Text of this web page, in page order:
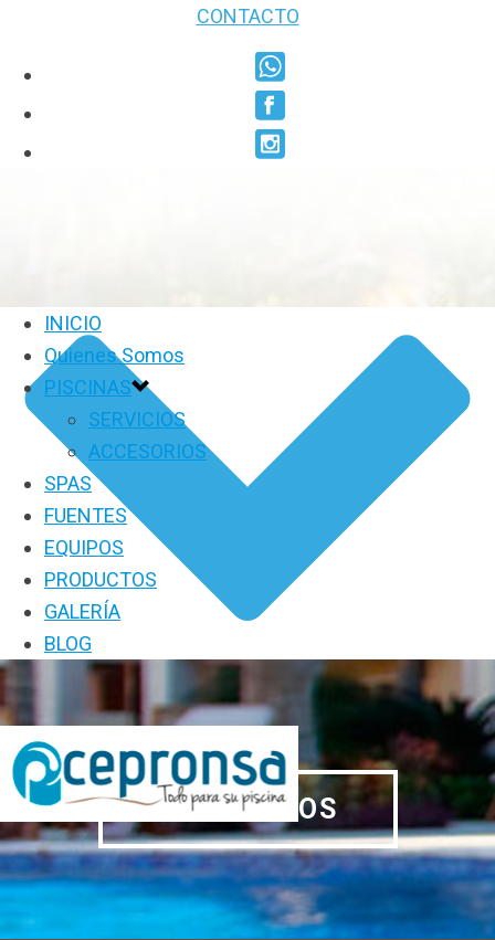
CONTACTO
INICIO
Quienes Somos
PISCINAS
SERVICIOS
ACCESORIOS
SPAS
FUENTES
EQUIPOS
PRODUCTOS
GALERÍA
BLOG
PRODUCTOS